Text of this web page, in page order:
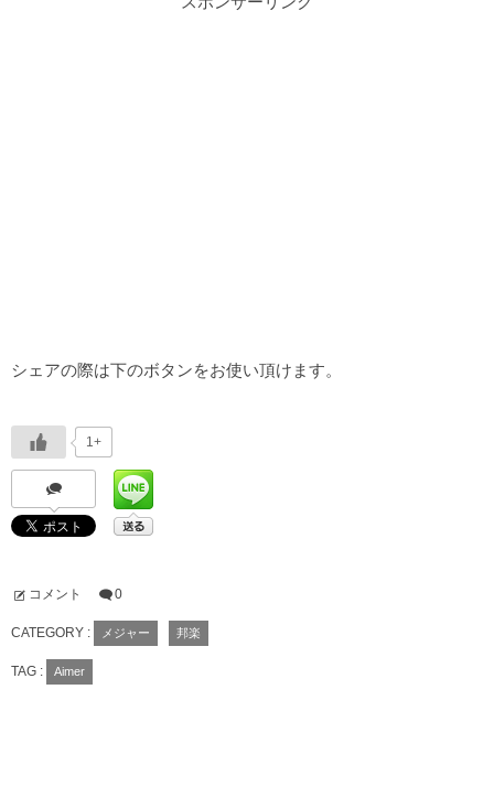
シェアの際は下のボタンをお使い頂けます。
1+
コメント 0
CATEGORY : メジャー 邦楽
TAG : Aimer